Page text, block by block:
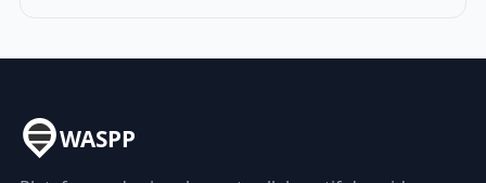
WASPP